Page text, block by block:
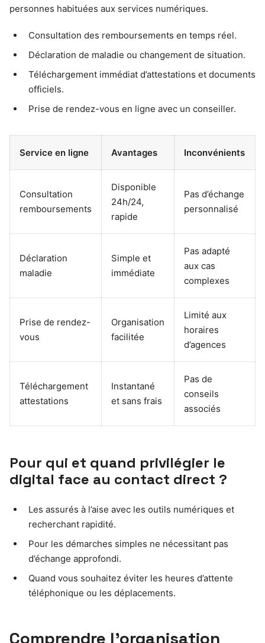
personnes habituées aux services numériques.
Consultation des remboursements en temps réel.
Déclaration de maladie ou changement de situation.
Téléchargement immédiat d’attestations et documents
officiels.
Prise de rendez-vous en ligne avec un conseiller.
Service en ligne Avantages Inconvénients
Consultation
remboursements
Disponible
24h/24,
rapide
Pas d’échange
personnalisé
Déclaration
maladie
Simple et
immédiate
Pas adapté
aux cas
complexes
Prise de rendez-
vous
Organisation
facilitée
Limité aux
horaires
d’agences
Téléchargement
attestations
Instantané
et sans frais
Pas de
conseils
associés
Pour qui et quand privilégier le
digital face au contact direct ?
Les assurés à l’aise avec les outils numériques et
recherchant rapidité.
Pour les démarches simples ne nécessitant pas
d’échange approfondi.
Quand vous souhaitez éviter les heures d’attente
téléphonique ou les déplacements.
Comprendre l’organisation